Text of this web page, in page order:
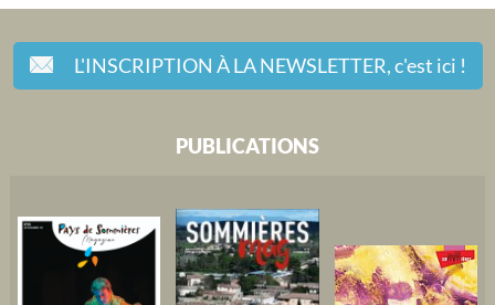
L'INSCRIPTION À LA NEWSLETTER,c'est ici !
PUBLICATIONS